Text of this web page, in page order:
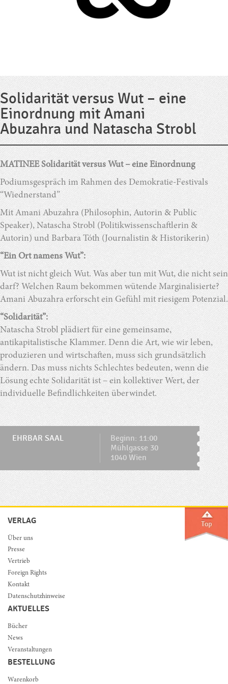
Solidarität versus Wut – eine
Einordnung mit Amani
Abuzahra und Natascha Strobl
MATINEE Solidarität versus Wut – eine Einordnung
Podiumsgespräch im Rahmen des Demokratie-Festivals
“Wiednerstand”
Mit Amani Abuzahra (Philosophin, Autorin & Public
Speaker), Natascha Strobl (Politikwissenschaftlerin &
Autorin) und Barbara Tóth (Journalistin & Historikerin)
“Ein Ort namens Wut”:
Wut ist nicht gleich Wut. Was aber tun mit Wut, die nicht sein
darf? Welchen Raum bekommen wütende Marginalisierte?
Amani Abuzahra erforscht ein Gefühl mit riesigem Potenzial.
“Solidarität”:
Natascha Strobl plädiert für eine gemeinsame,
antikapitalistische Klammer. Denn die Art, wie wir leben,
produzieren und wirtschaften, muss sich grundsätzlich
ändern. Das muss nichts Schlechtes bedeuten, wenn die
Lösung echte Solidarität ist – ein kollektiver Wert, der
individuelle Befindlichkeiten überwindet.
EHRBAR SAAL
Beginn: 11:00
Mühlgasse 30
1040 Wien
VERLAG
Über uns
Presse
Vertrieb
Foreign Rights
Kontakt
Datenschutzhinweise
AKTUELLES
Bücher
News
Veranstaltungen
BESTELLUNG
Warenkorb